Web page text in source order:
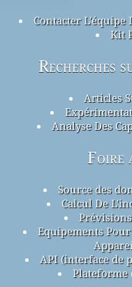
Contacter L'équipe
Kit
Recherches
Articles
Analyse Des
Foire
Source des
Calcul De
Equipements
API (interface de
Plateforme